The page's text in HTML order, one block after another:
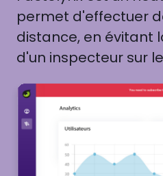
permet d'effectuer
distance, en évitant
d'un inspecteur sur